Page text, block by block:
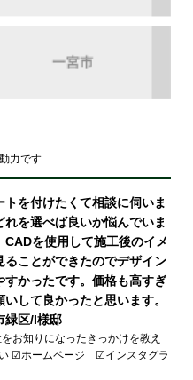
力です
トを付けたくて相談に伺いま
れを選べば良いか悩んでいま
CADを使用して施工後のイメ
ることができたのでデザイン
すかったです。価格も高すぎ
いして良かったと思います。
緑区/I様邸
お知りになったきっかけを教え
☑ホームページ ☑インスタグラ